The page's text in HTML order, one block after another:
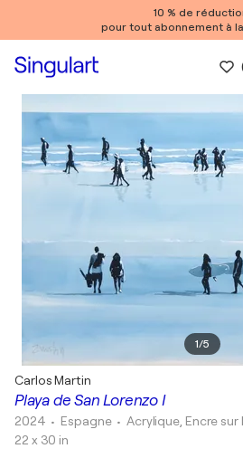
10 % de
pour tout abonnement à
1/5
Playa de San Lorenzo I
Carlos Martin
2024 • Espagne • Acrylique, Encre sur
22 x 30 in